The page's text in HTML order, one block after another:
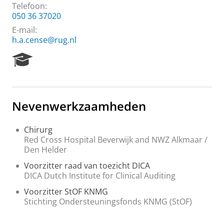
Telefoon:
050 36 37020
E-mail:
h.a.cense@rug.nl
e
r
h
P
o
t
a
Nevenwerkzaamheden
Chirurg
Red Cross Hospital Beverwijk and NWZ Alkmaar /
Den Helder
Voorzitter raad van toezicht DICA
DICA Dutch Institute for Clinical Auditing
Voorzitter StOF KNMG
Stichting Ondersteuningsfonds KNMG (StOF)